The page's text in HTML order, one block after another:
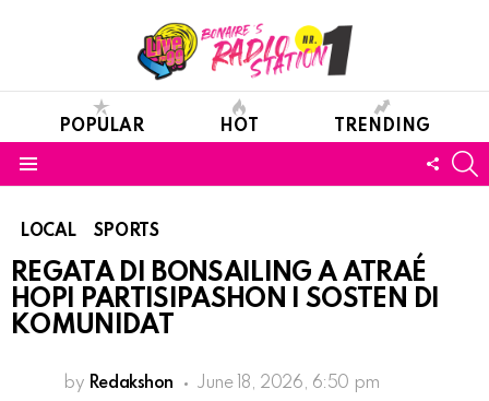
POPULAR HOT TRENDING
LOCAL SPORTS
REGATA DI BONSAILING A ATRAÉ
HOPI PARTISIPASHON I SOSTEN DI
KOMUNIDAT
by Redakshon June 18, 2026, 6:50 pm